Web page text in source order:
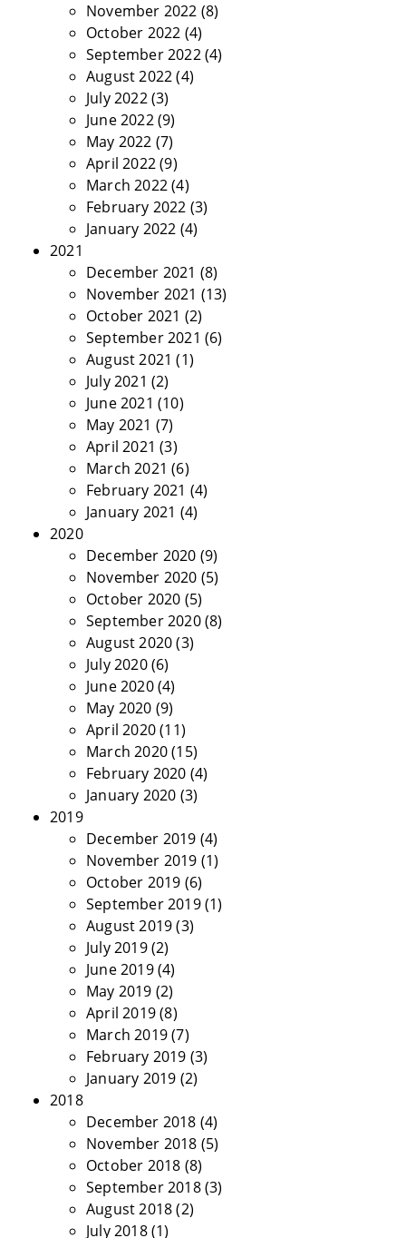
November 2022 (8)
October 2022 (4)
September 2022(4)
August 2022(4)
July 2022(3)
June 2022(9)
May 2022 (7)
April 2022(9)
March 2022(4)
February 2022 (3)
January 2022 (4)
2021
December 2021 (8)
November 2021 (13)
October 2021 (2)
September 2021 (6)
August 2021 (1)
July 2021 (2)
June 2021 (10)
May 2021 (7)
April 2021 (3)
March 2021 (6)
February 2021 (4)
January 2021 (4)
2020
December 2020 (9)
November 2020 (5)
October 2020 (5)
September 2020(8)
August 2020(3)
July 2020(6)
June 2020(4)
May 2020 (9)
April 2020(11)
March 2020(15)
February 2020 (4)
January 2020 (3)
2019
December 2019 (4)
November 2019 (1)
October 2019 (6)
September 2019(1)
August 2019(3)
July 2019(2)
June 2019(4)
May 2019 (2)
April 2019(8)
March 2019(7)
February 2019 (3)
January 2019 (2)
2018
December 2018 (4)
November 2018 (5)
October 2018 (8)
September 2018(3)
August 2018(2)
July 2018(1)